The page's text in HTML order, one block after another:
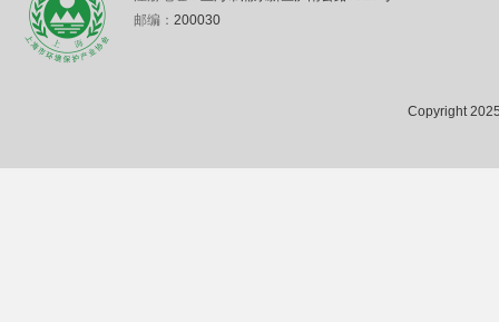
邮编： 200030
Copyright